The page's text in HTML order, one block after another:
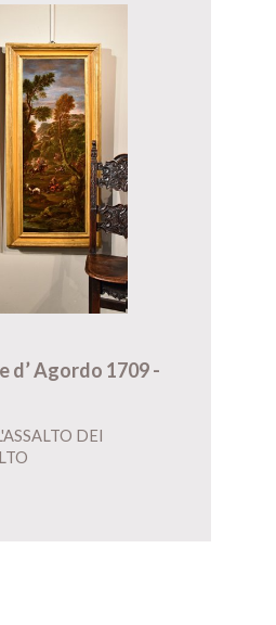
d’ Agordo 1709 -
DEI